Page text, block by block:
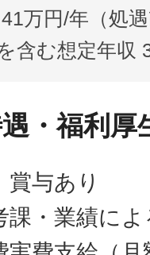
41万円/年（処
含む想定年収
・福利厚
賞与あり
課・業績によ